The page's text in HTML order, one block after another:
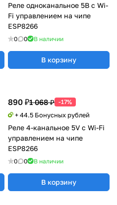
Реле одноканальное 5В с Wi-
Fi управлением на чипе
ESP8266
0 0 В наличии
В корзину
890 ₽1 068 ₽ -17%
+ 44.5 Бонусных рублей
Реле 4-канальное 5V с Wi-Fi
управлением на чипе
ESP8266
0 0 В наличии
В корзину